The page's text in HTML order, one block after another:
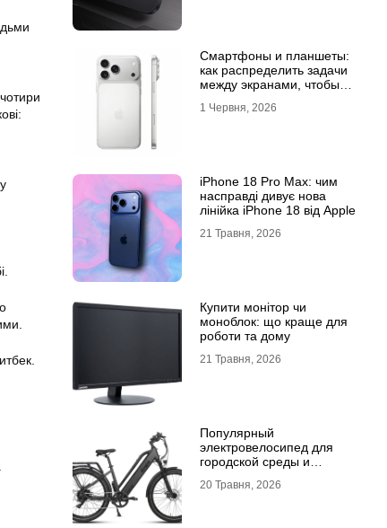
Смартфоны и планшеты:
как распределить задачи
между экранами, чтобы
1 Червня, 2026
iPhone 18 Pro Max: чим
насправді дивує нова
лінійка iPhone 18 від Apple
21 Травня, 2026
Купити монітор чи
моноблок: що краще для
роботи та дому
21 Травня, 2026
Популярный
электровелосипед для
городской среды и
почему их выбирают
20 Травня, 2026